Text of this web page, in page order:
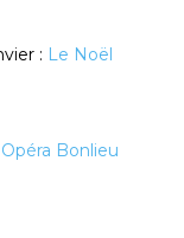
: Le Noël
Bonlieu